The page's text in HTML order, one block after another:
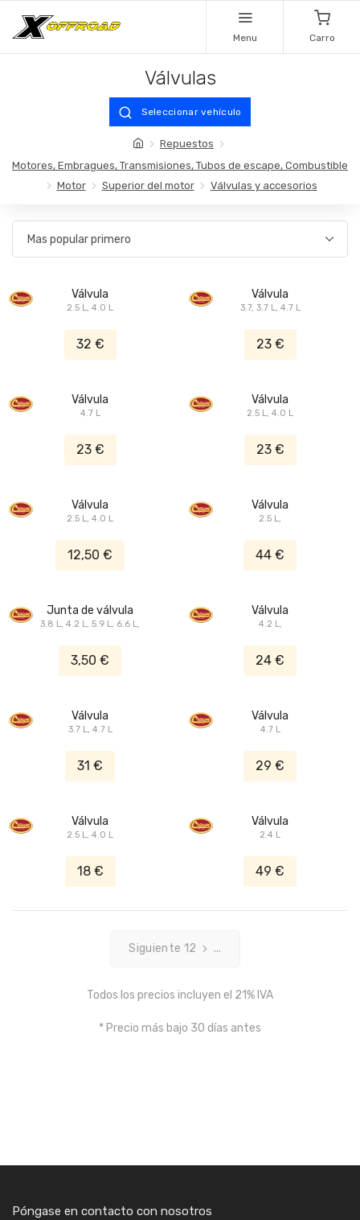
Menu Carro
Válvulas
Seleccionar vehículo
Repuestos
Motores, Embragues, Transmisiones, Tubos de escape, Combustible
Motor
Superior del motor Válvulas y accesorios
Válvula
2.5 L, 4.0 L
32 €
Válvula
3.7, 3.7 L, 4.7 L
23 €
Válvula
4.7 L
23 €
Válvula
2.5 L, 4.0 L
23 €
Válvula
2.5 L, 4.0 L
12,50 €
Válvula
2.5 L,
44 €
Junta de válvula
3.8 L, 4.2 L, 5.9 L, 6.6 L,
3,50 €
Válvula
4.2 L,
24 €
Válvula
3.7 L, 4.7 L
31 €
Válvula
4.7 L
29 €
Válvula
2.5 L, 4.0 L
18 €
Válvula
2.4 L
49 €
Siguiente 12 ...
Todos los precios incluyen el 21% IVA
* Precio más bajo 30 días antes
Póngase en contacto con nosotros